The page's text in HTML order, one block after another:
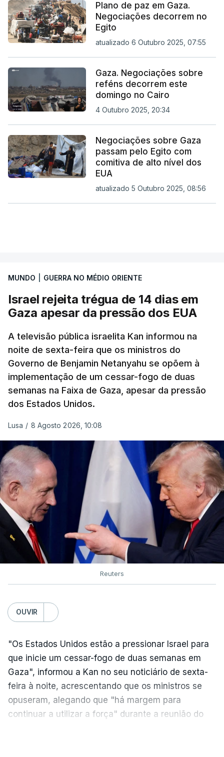
Plano de paz em Gaza.
Negociações decorrem no
Egito
atualizado 6 Outubro 2025, 07:55
Gaza. Negociações sobre
reféns decorrem este
domingo no Cairo
4 Outubro 2025, 20:34
Negociações sobre Gaza
passam pelo Egito com
comitiva de alto nível dos
EUA
atualizado 5 Outubro 2025, 08:56
MUNDO GUERRA NO MÉDIO ORIENTE
Israel rejeita trégua de 14 dias em
Gaza apesar da pressão dos EUA
A televisão pública israelita Kan informou na
noite de sexta-feira que os ministros do
Governo de Benjamin Netanyahu se opõem à
implementação de um cessar-fogo de duas
semanas na Faixa de Gaza, apesar da pressão
dos Estados Unidos.
Lusa / 8 Agosto 2026, 10:08
Reuters
OUVIR
"Os Estados Unidos estão a pressionar Israel para
que inicie um cessar-fogo de duas semanas em
Gaza", informou a Kan no seu noticiário de sexta-
feira à noite, acrescentando que os ministros se
opuseram, alegando que "há margem para
continuar a utilizar a força" durante a reunião do